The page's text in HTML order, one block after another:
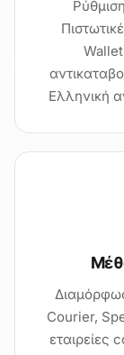
Ελληνική
Courier,
εταιρείες